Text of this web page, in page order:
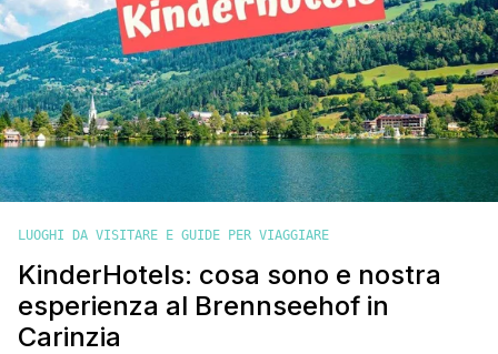
LUOGHI DA VISITARE E GUIDE PER VIAGGIARE
KinderHotels: cosa sono e nostra
esperienza al Brennseehof in
Carinzia